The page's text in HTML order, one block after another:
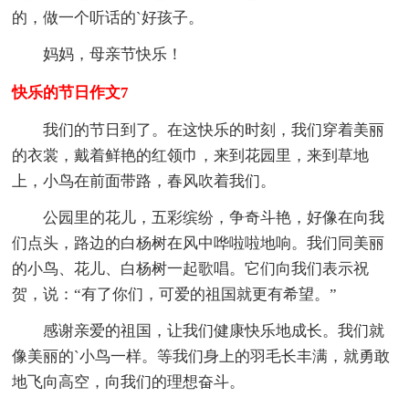
的，做一个听话的`好孩子。
妈妈，母亲节快乐！
快乐的节日作文7
我们的节日到了。在这快乐的时刻，我们穿着美丽
的衣裳，戴着鲜艳的红领巾，来到花园里，来到草地
上，小鸟在前面带路，春风吹着我们。
公园里的花儿，五彩缤纷，争奇斗艳，好像在向我
们点头，路边的白杨树在风中哗啦啦地响。我们同美丽
的小鸟、花儿、白杨树一起歌唱。它们向我们表示祝
贺，说：“有了你们，可爱的祖国就更有希望。”
感谢亲爱的祖国，让我们健康快乐地成长。我们就
像美丽的`小鸟一样。等我们身上的羽毛长丰满，就勇敢
地飞向高空，向我们的理想奋斗。